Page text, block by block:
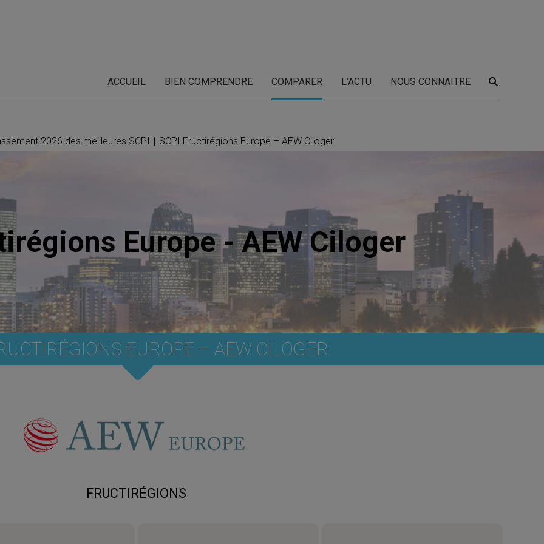
ACCUEIL BIEN COMPRENDRE COMPARER L’ACTU NOUS CONNAITRE
2026 des meilleures SCPI | SCPI Fructirégions Europe – AEW Ciloger
Europe - AEW Ciloger
EUROPE – AEW CILOGER
FRUCTIRÉGIONS